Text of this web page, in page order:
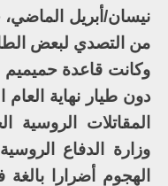
نيسان/أبريل
من التصدي لبعض
وكانت قاعدة
دون طيار نهاية
المقاتلات الروسية
وزارة الدفاع
الهجوم أضرارا